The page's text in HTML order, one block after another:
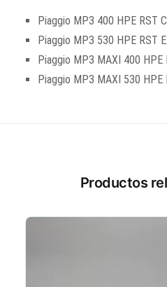
Piaggio MP3 400 HPE RST
Piaggio MP3 530 HPE RST
Piaggio MP3 MAXI 400 HPE
Piaggio MP3 MAXI 530 HPE
Productos